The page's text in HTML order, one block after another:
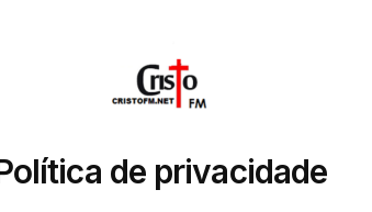
de privacidade